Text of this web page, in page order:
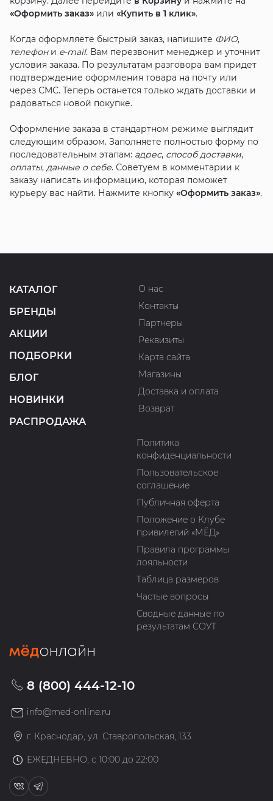
«Оформить заказ»или «Купить в 1 клик».
Когда оформляете быстрый заказ, напишите ФИО,
телефони e-mail. Вам перезвонит менеджер и уточнит
условия заказа. По результатам разговора вам придет
подтверждение оформления товара на почту или
через СМС. Теперь останется только ждать доставки и
радоваться новой покупке.
Оформление заказа в стандартном режиме выглядит
следующим образом. Заполняете полностью форму по
последовательным этапам: адрес, способ доставки,
оплаты, данные о себе. Советуем в комментарии к
заказу написать информацию, которая поможет
курьеру вас найти. Нажмите кнопку «Оформить заказ».
КАТАЛОГ
БРЕНДЫ
АКЦИИ
ПОДБОРКИ
БЛОГ
НОВИНКИ
РАСПРОДАЖА
О нас
Контакты
Партнеры
Реквизиты
Карта сайта
Магазины
Доставка и оплата
Возврат
Политика
конфиденциальности
Пользовательское
соглашение
Публичная оферта
Положение о Клубе
привилегий «МЁД»
Правила программы
лояльности
Таблица размеров
Частые вопросы
Сводные данные по
результатам СОУТ
8 (800) 444-12-10
info@med-online.ru
г. Краснодар, ул. Ставропольская, 133
ЕЖЕДНЕВНО, с 10:00 до 22:00